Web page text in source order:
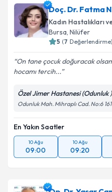
Doç. Dr. Fatma
Kadın Hastalıkları
Bursa, Nilüfer
5 (7 Değerlendirme)
On tane çocuk doğuracak
hocamı tercih...
Özel Jimer Hastanesi (Odunluk )
Odunluk Mah. Mihraplı Cad. No:6
En Yakın Saatler
10 Ağu
09:00
10 Ağu
09:20